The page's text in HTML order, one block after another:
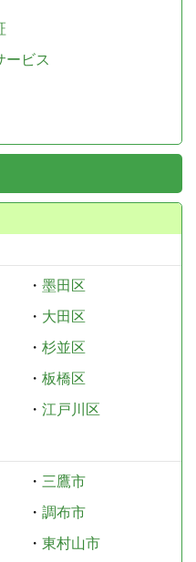
ービス
・ 墨田区
・ 大田区
・ 杉並区
・ 板橋区
・ 江戸川区
・ 三鷹市
・ 調布市
・ 東村山市